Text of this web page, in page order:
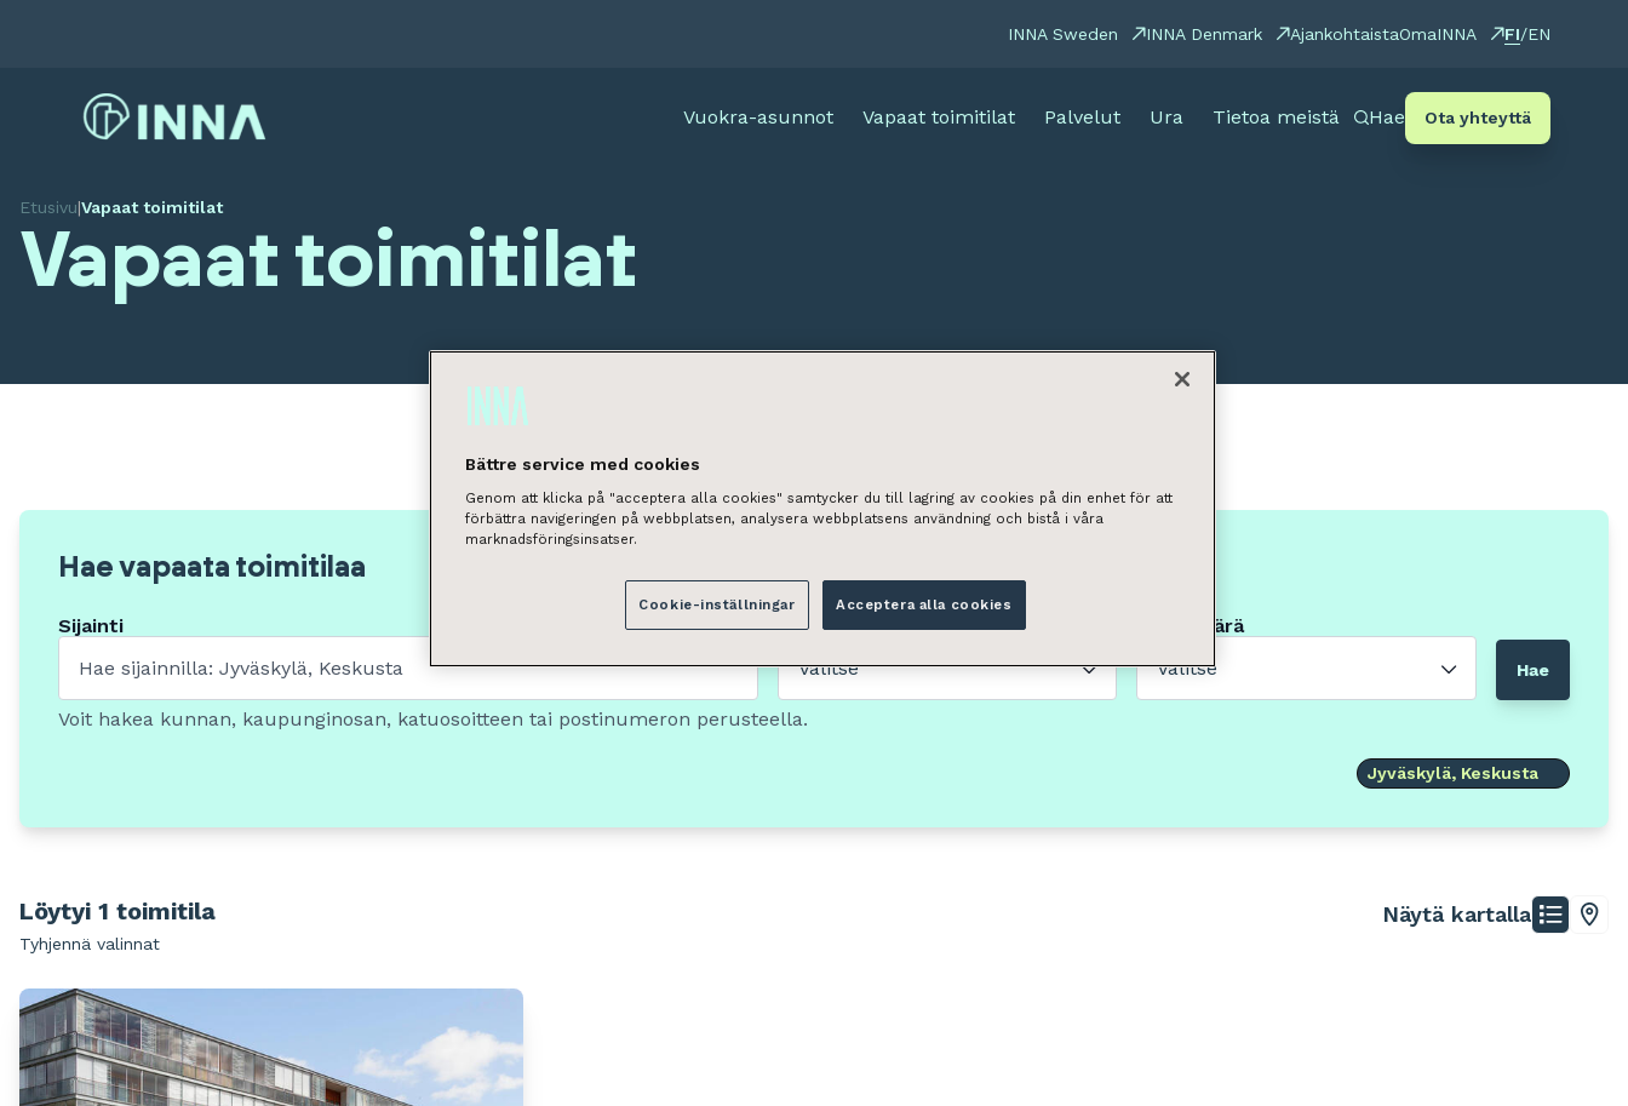
INNA Sweden INNA Denmark AjankohtaistaOmaINNA FI/EN
Vuokra-asunnot Vapaat toimitilat Palvelut Ura Tietoa meistä Hae Ota yhteyttä
Etusivu|Vapaat toimitilat
Vapaat toimitilat
Hae vapaata toimitilaa
Sijainti
Tilan tyyppi
Valitse
Neliömäärä
Valitse
Hae
Voit hakea kunnan, kaupunginosan, katuosoitteen tai postinumeron perusteella.
Jyväskylä, Keskusta
Löytyi 1 toimitila
Tyhjennä valinnat
Näytä kartalla
Bättre service med cookies
Genom att klicka på "acceptera alla cookies" samtycker du till lagring av cookies på din enhet för att
förbättra navigeringen på webbplatsen, analysera webbplatsens användning och bistå i våra
marknadsföringsinsatser.
Cookie-inställningar Acceptera alla cookies